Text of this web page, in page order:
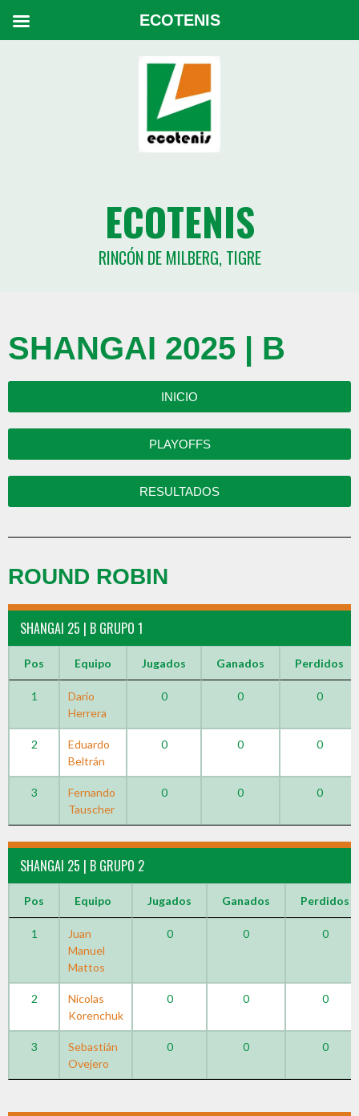
ECOTENIS
RINCÓN DE MILBERG, TIGRE
SHANGAI 2025 | B
INICIO
PLAYOFFS
RESULTADOS
ROUND ROBIN
SHANGAI 25 | B GRUPO 1
Pos Equipo Jugados Ganados Perdidos
1
Dario
Herrera
0 0 0
2
Eduardo
Beltrán
0 0 0
3
Fernando
Tauscher
0 0 0
SHANGAI 25 | B GRUPO 2
Pos Equipo Jugados Ganados Perdidos
1
Juan
Manuel
Mattos
0 0 0
2
Nicolas
Korenchuk
0 0 0
3
Sebastián
Ovejero
0 0 0
ECOTENIS